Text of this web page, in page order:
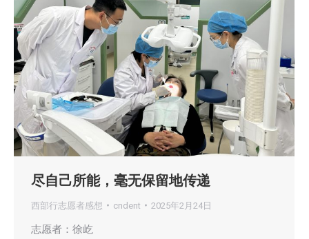
尽自己所能，毫无保留地传递
西部行志愿者感想 cndent 2025年2月24日
志愿者：徐屹